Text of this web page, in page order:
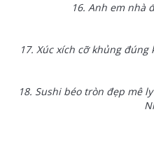
16. Anh em nhà
17. Xúc xích cỡ khủng
18. Sushi béo tròn đẹp mê